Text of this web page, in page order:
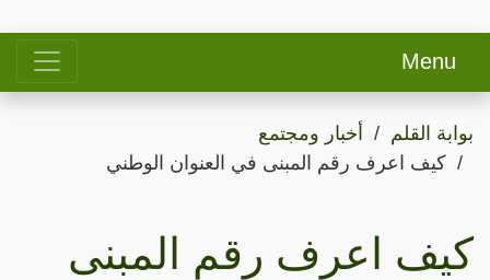
Menu
بوابة القلم
أخبار ومجتمع
كيف اعرف رقم المبنى في العنوان الوطني
كيف اعرف رقم المبنى